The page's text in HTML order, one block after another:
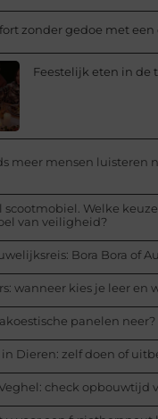
zonder gedoe met
Feestelijk eten in de
meer mensen luisteren
scootmobiel. Welke
van veiligheid?
Bora Bora of
wanneer kies je leer en
panelen neer?
in Dieren: zelf doen of
check opbouwtijd